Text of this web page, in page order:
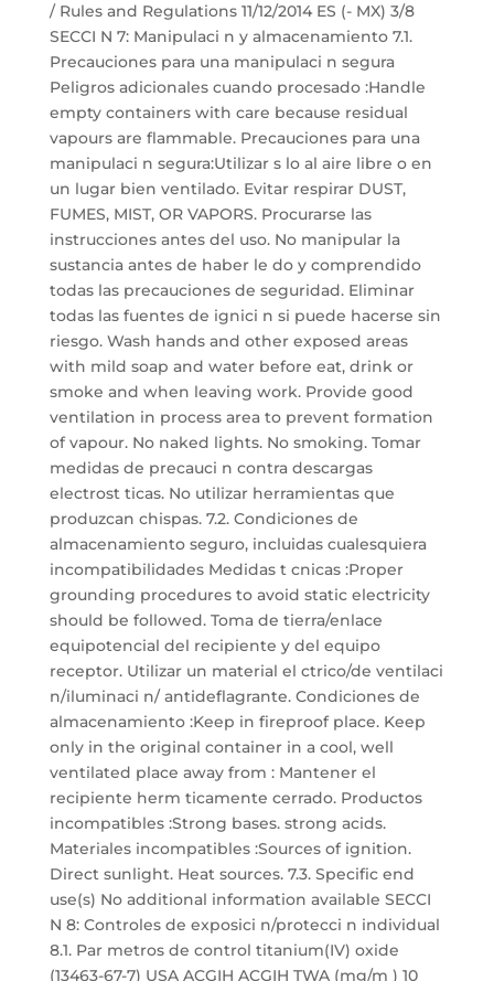
/ Rules and Regulations 11/12/2014 ES (- MX) 3/8
SECCI N 7: Manipulaci n y almacenamiento 7.1.
Precauciones para una manipulaci n segura
Peligros adicionales cuando procesado :Handle
empty containers with care because residual
vapours are flammable. Precauciones para una
manipulaci n segura:Utilizar s lo al aire libre o en
un lugar bien ventilado. Evitar respirar DUST,
FUMES, MIST, OR VAPORS. Procurarse las
instrucciones antes del uso. No manipular la
sustancia antes de haber le do y comprendido
todas las precauciones de seguridad. Eliminar
todas las fuentes de ignici n si puede hacerse sin
riesgo. Wash hands and other exposed areas
with mild soap and water before eat, drink or
smoke and when leaving work. Provide good
ventilation in process area to prevent formation
of vapour. No naked lights. No smoking. Tomar
medidas de precauci n contra descargas
electrost ticas. No utilizar herramientas que
produzcan chispas. 7.2. Condiciones de
almacenamiento seguro, incluidas cualesquiera
incompatibilidades Medidas t cnicas :Proper
grounding procedures to avoid static electricity
should be followed. Toma de tierra/enlace
equipotencial del recipiente y del equipo
receptor. Utilizar un material el ctrico/de ventilaci
n/iluminaci n/ antideflagrante. Condiciones de
almacenamiento :Keep in fireproof place. Keep
only in the original container in a cool, well
ventilated place away from : Mantener el
recipiente herm ticamente cerrado. Productos
incompatibles :Strong bases. strong acids.
Materiales incompatibles :Sources of ignition.
Direct sunlight. Heat sources. 7.3. Specific end
use(s) No additional information available SECCI
N 8: Controles de exposici n/protecci n individual
8.1. Par metros de control titanium(IV) oxide
(13463-67-7) USA ACGIH ACGIH TWA (mg/m ) 10